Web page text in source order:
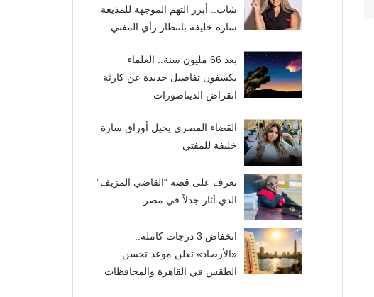
شاب.. أبرز التهم الموجهة للمذيعة
سارة خليفة بانتظار رأي المفتي
بعد 66 مليون سنة.. العلماء
يكشفون تفاصيل جديدة عن كارثة
انقراض الديناصورات
القضاء المصري يحيل أوراق سارة
خليفة للمفتي
تعرف على قصة “القاضي المزيف”
الذي أثار جدلاً في مصر
انخفاض 3 درجات كاملة..
«الأرصاد» تعلن موعد تحسن
الطقس في القاهرة والمحافظات